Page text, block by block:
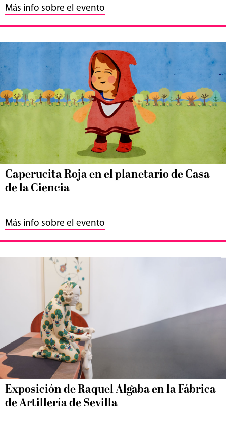
Más info sobre el evento
Caperucita Roja en el planetario de Casa
de la Ciencia
Más info sobre el evento
Exposición de Raquel Algaba en la Fábrica
de Artillería de Sevilla